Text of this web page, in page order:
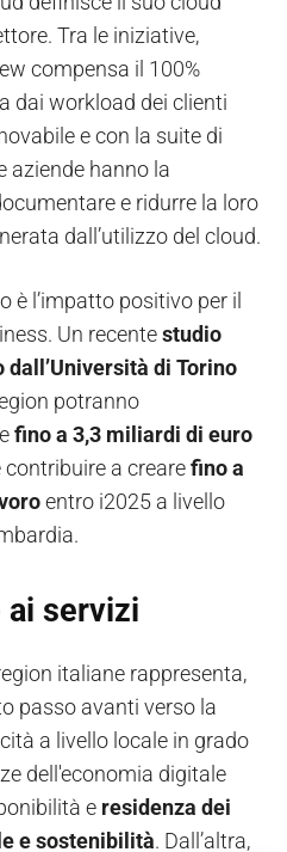
Tra le iniziative,
compensa il 100%
dai workload dei clienti
e con la suite di
aziende hanno la
e ridurre la loro
dall’utilizzo del cloud.
è l’impatto positivo per il
Un recentestudio
di Torino
potranno
fino a 3,3 miliardi di euro
contribuire a crearefino a
entro i2025 a livello
ai servizi
italiane rappresenta,
passo avanti verso la
a livello locale in grado
dell'economia digitale
e residenza dei
e sostenibilità. Dall’altra,